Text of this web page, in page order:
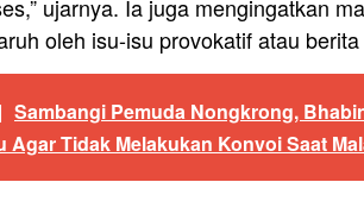
ujarnya. Ia juga mengingatkan
oleh isu-isu provokatif atau
Sambangi Pemuda Nongkrong,
Agar Tidak Melakukan Konvoi Saat